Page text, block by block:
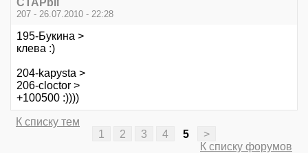
207 - 26.07.2010 - 22:28
195-Букина >
клева :)
204-kapysta >
206-cloctor >
+100500 :))))
К списку тем
1
2 3 4 5
>
К списку форумов